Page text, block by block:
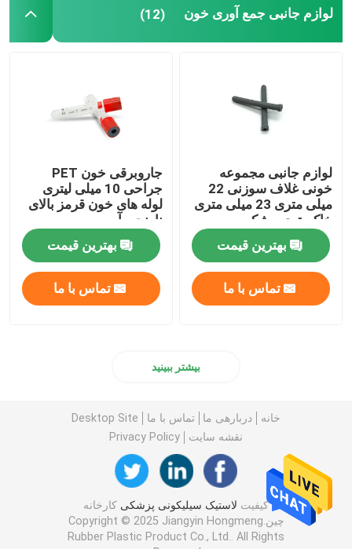
لوازم جانبی جمع آوری خون (12)
لوازم جانبی مجموعه
خونی غلاف سوزنی 22
میلی متری 23 میلی متری
خاکستری مشکی
بهترین قیمت
تماس با ما
جاروبرقی خون PET
جراحی 10 میلی لیتری
لوله های خون قرمز بالای
نارنجی آبی
بهترین قیمت
تماس با ما
بیشتر ببینید
خانه دربارهی ما تماس با ما
Desktop Site
نقشه سایت
Privacy Policy
کیفیت لاستیک سیلیکونی پزشکی کارخانه
چین.Copyright © 2025 Jiangyin Hongmeng
Rubber Plastic Product Co., Ltd.. All Rights